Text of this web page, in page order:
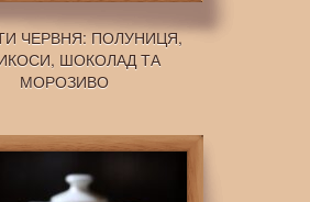
ЧЕРВНЯ: ПОЛУНИЦЯ,
ШОКОЛАД ТА
МОРОЗИВО